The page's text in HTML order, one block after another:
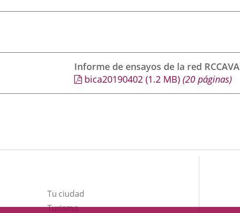
Informe de ensayos de la red RCCAVA
bica20190402 (1.2 MB) (20 páginas)
Tu ciudad
TurismoThis